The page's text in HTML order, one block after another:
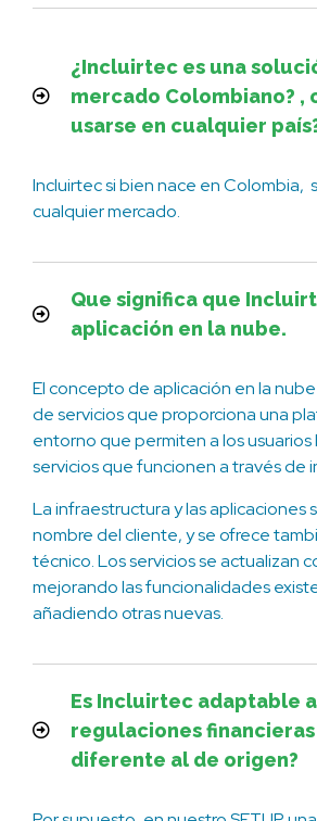
¿Incluirtec es una
mercado Colombiano? ,
usarse en cualquier
Incluirtec si bien nace en Colombia,
cualquier mercado.
Que significa que
aplicación en la nube.
El concepto de aplicación en la
de servicios que proporciona una
entorno que permiten a los usuarios
servicios que funcionen a través de
La infraestructura y las aplicaciones
nombre del cliente, y se ofrece
técnico. Los servicios se actualizan
mejorando las funcionalidades
añadiendo otras nuevas.
Es Incluirtec adaptable
regulaciones
diferente al de origen?